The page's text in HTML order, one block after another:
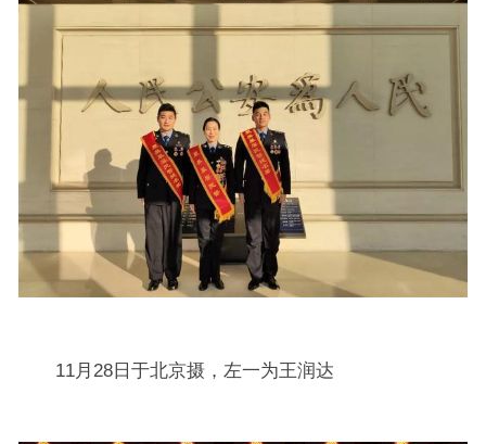
11月28日于北京摄，左一为王润达